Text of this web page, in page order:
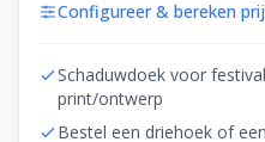
Configureer & bereken
Schaduwdoek voor
print/ontwerp
Bestel een driehoek of